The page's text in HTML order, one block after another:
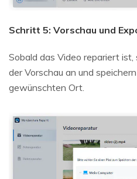
Schritt 5: Vorschau und
Sobald das Video repariert
der Vorschau an und
gewünschten Ort.